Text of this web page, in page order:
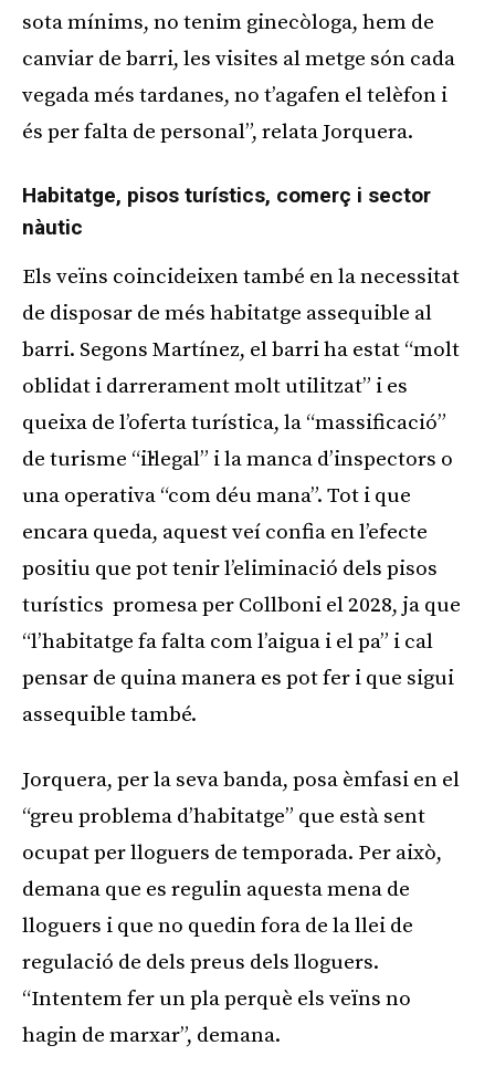
sota mínims, no tenim ginecòloga, hem de
canviar de barri, les visites al metge són cada
vegada més tardanes, no t’agafen el telèfon i
és per falta de personal”, relata Jorquera.
Habitatge, pisos turístics, comerç i sector
nàutic
Els veïns coincideixen també en la necessitat
de disposar de més habitatge assequible al
barri. Segons Martínez, el barri ha estat “molt
oblidat i darrerament molt utilitzat” i es
queixa de l’oferta turística, la “massificació”
de turisme “il·legal” i la manca d’inspectors o
una operativa “com déu mana”. Tot i que
encara queda, aquest veí confia en l’efecte
positiu que pot tenir l’eliminació dels pisos
turístics promesa per Collboni el 2028, ja que
“l’habitatge fa falta com l’aigua i el pa” i cal
pensar de quina manera es pot fer i que sigui
assequible també.
Jorquera, per la seva banda, posa èmfasi en el
“greu problema d’habitatge” que està sent
ocupat per lloguers de temporada. Per això,
demana que es regulin aquesta mena de
lloguers i que no quedin fora de la llei de
regulació de dels preus dels lloguers.
“Intentem fer un pla perquè els veïns no
hagin de marxar”, demana.